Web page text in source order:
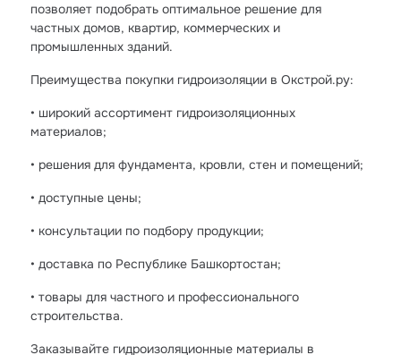
позволяет подобрать оптимальное решение для
частных домов, квартир, коммерческих и
промышленных зданий.
Преимущества покупки гидроизоляции в Окстрой.ру:
• широкий ассортимент гидроизоляционных
материалов;
• решения для фундамента, кровли, стен и помещений;
• доступные цены;
• консультации по подбору продукции;
• доставка по Республике Башкортостан;
• товары для частного и профессионального
строительства.
Заказывайте гидроизоляционные материалы в